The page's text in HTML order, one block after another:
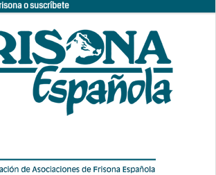
o suscríbete